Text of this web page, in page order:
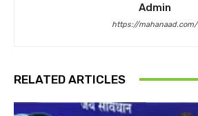
Admin
https://mahanaad.com/
RELATED ARTICLES